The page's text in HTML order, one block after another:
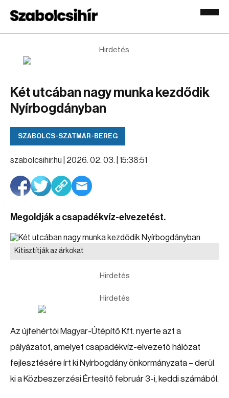
Hirdetés
Két utcában nagy munka kezdődik
Nyírbogdányban
SZABOLCS-SZATMÁR-BEREG
szabolcsihir.hu | 2026. 02. 03. | 15:38:51
Megoldják a csapadékvíz-elvezetést.
Kitisztítják az árkokat
Hirdetés
Hirdetés
Az újfehértói Magyar-Útépítő Kft. nyerte azt a
pályázatot, amelyet csapadékvíz-elvezető hálózat
fejlesztésére írt ki Nyírbogdány önkormányzata – derül
ki a Közbeszerzési Értesítő február 3-i, keddi számából.